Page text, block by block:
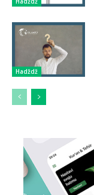
Hadždž